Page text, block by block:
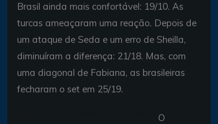
Brasil ainda mais confortável: 19/10. As
turcas ameaçaram uma reação. Depois de
um ataque de Seda e um erro de Sheilla,
diminuíram a diferença: 21/18. Mas, com
uma diagonal de Fabiana, as brasileiras
fecharam o set em 25/19.
O